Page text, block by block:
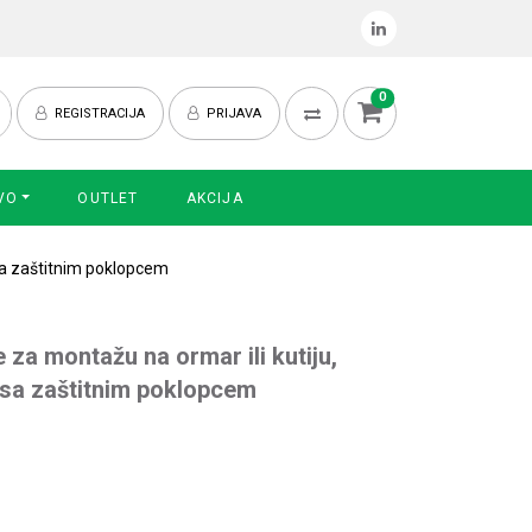
REGISTRACIJA PRIJAVA
0
OUTLET AKCIJA
zaštitnim poklopcem
za montažu na ormar ili kutiju,
zaštitnim poklopcem